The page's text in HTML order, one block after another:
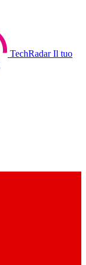
TechRadar Il tuo